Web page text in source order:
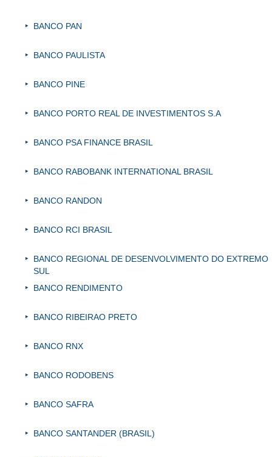
BANCO PAN
BANCO PAULISTA
BANCO PINE
BANCO PORTO REAL DE INVESTIMENTOS S.A
BANCO PSA FINANCE BRASIL
BANCO RABOBANK INTERNATIONAL BRASIL
BANCO RANDON
BANCO RCI BRASIL
BANCO REGIONAL DE DESENVOLVIMENTO DO EXTREMO
SUL
BANCO RENDIMENTO
BANCO RIBEIRAO PRETO
BANCO RNX
BANCO RODOBENS
BANCO SAFRA
BANCO SANTANDER (BRASIL)